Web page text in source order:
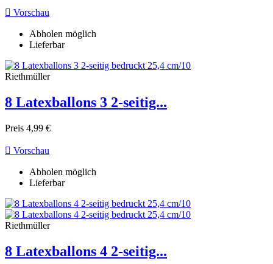
 Vorschau
Abholen möglich
Lieferbar
Riethmüller
8 Latexballons 3 2-seitig...
Preis 4,99 €
 Vorschau
Abholen möglich
Lieferbar
Riethmüller
8 Latexballons 4 2-seitig...